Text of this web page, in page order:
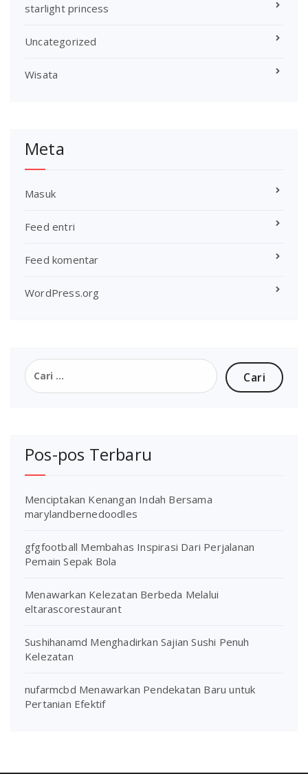
starlight princess
Uncategorized
Wisata
Meta
Masuk
Feed entri
Feed komentar
WordPress.org
Cari
untuk:
Pos-pos Terbaru
Menciptakan Kenangan Indah Bersama
marylandbernedoodles
gfgfootball Membahas Inspirasi Dari Perjalanan
Pemain Sepak Bola
Menawarkan Kelezatan Berbeda Melalui
eltarascorestaurant
Sushihanamd Menghadirkan Sajian Sushi Penuh
Kelezatan
nufarmcbd Menawarkan Pendekatan Baru untuk
Pertanian Efektif